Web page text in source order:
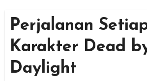
Perjalanan
Karakter Dead
Daylight